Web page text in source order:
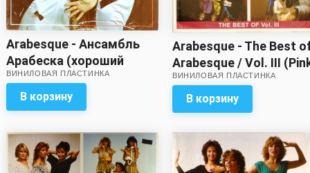
Arabesque - Ансамбль
Арабеска (хороший
звук!)
ВИНИЛОВАЯ ПЛАСТИНКА
В корзину
Arabesque - The Best
Arabesque / Vol. III
vinyl)
ВИНИЛОВАЯ ПЛАСТИНКА
В корзину